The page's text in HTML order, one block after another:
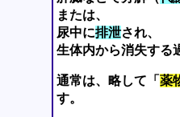
または、
尿中に排泄され、
生体内から消失する
通常は、略して「 薬
す。